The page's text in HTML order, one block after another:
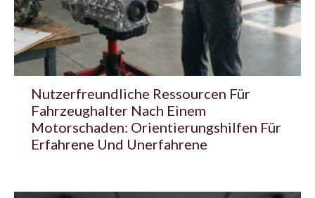
Nutzerfreundliche Ressourcen Für
Fahrzeughalter Nach Einem
Motorschaden: Orientierungshilfen Für
Erfahrene Und Unerfahrene